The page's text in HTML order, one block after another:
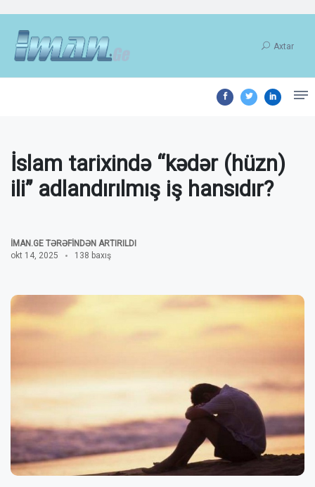
Axtar
İslam tarixində “kədər (hüzn)
ili” adlandırılmış iş hansıdır?
İMAN.GE TƏRƏFINDƏN ARTIRILDI
okt 14, 2025
138 baxış